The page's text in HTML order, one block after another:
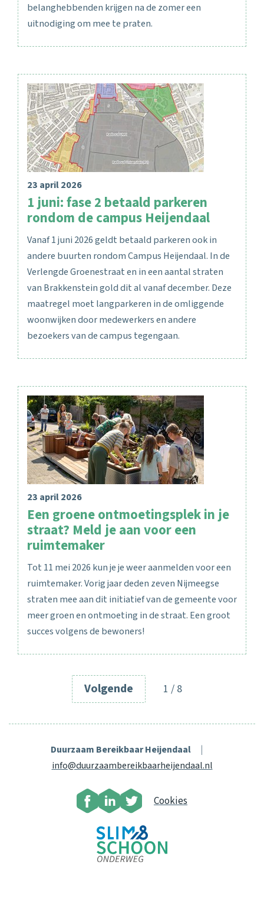
belanghebbenden krijgen na de zomer een
uitnodiging om mee te praten.
23 april 2026
1 juni: fase 2 betaald parkeren
rondom de campus Heijendaal
Vanaf 1 juni 2026 geldt betaald parkeren ook in
andere buurten rondom Campus Heijendaal. In de
Verlengde Groenestraat en in een aantal straten
van Brakkenstein gold dit al vanaf december. Deze
maatregel moet langparkeren in de omliggende
woonwijken door medewerkers en andere
bezoekers van de campus tegengaan.
23 april 2026
Een groene ontmoetingsplek in je
straat? Meld je aan voor een
ruimtemaker
Tot 11 mei 2026 kun je je weer aanmelden voor een
ruimtemaker. Vorig jaar deden zeven Nijmeegse
straten mee aan dit initiatief van de gemeente voor
meer groen en ontmoeting in de straat. Een groot
succes volgens de bewoners!
Volgende 1 / 8
Duurzaam Bereikbaar Heijendaal |
info@duurzaambereikbaarheijendaal.nl
Cookies